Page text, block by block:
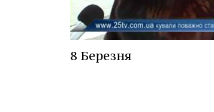
8 Березня